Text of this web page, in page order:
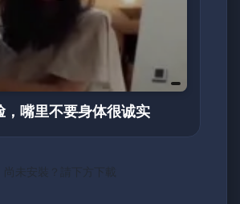
，嘴里不要身体很诚实
尚未安裝？請下方下載